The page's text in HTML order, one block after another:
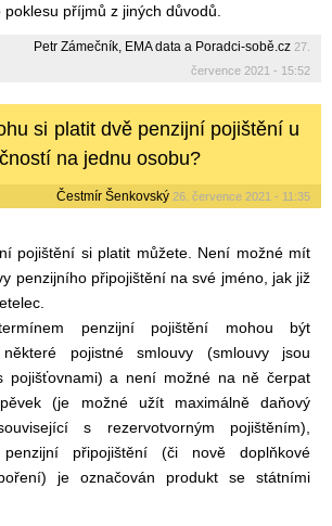
příjmů z jiných důvodů.
Petr Zámečník, EMA data a Poradci-sobě.cz 27.
července 2021 - 15:52
si platit dvě penzijní pojištění u
na jednu osobu?
Čestmír Šenkovský 26. července 2021 - 11:35
pojištění si platit můžete. Není možné mít
penzijního připojištění na své jméno, jak již
penzijní pojištění mohou být
některé pojistné smlouvy (smlouvy jsou
pojišťovnami) a není možné na ně čerpat
(je možné užít maximálně daňový
s rezervotvorným pojištěním),
penzijní připojištění (či nově doplňkové
je označován produkt se státními